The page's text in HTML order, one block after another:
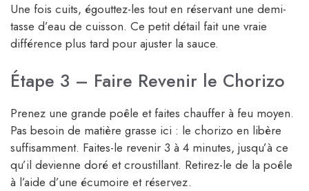
Une fois cuits, égouttez-les tout en réservant une demi-
tasse d’eau de cuisson. Ce petit détail fait une vraie
différence plus tard pour ajuster la sauce.
Étape 3 – Faire Revenir le Chorizo
Prenez une grande poêle et faites chauffer à feu moyen.
Pas besoin de matière grasse ici : le chorizo en libère
suffisamment. Faites-le revenir 3 à 4 minutes, jusqu’à ce
qu’il devienne doré et croustillant. Retirez-le de la poêle
à l’aide d’une écumoire et réservez.